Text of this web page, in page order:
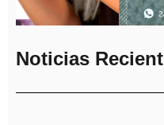
Noticias